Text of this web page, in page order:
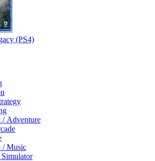
(PS4)
Adventure
Music